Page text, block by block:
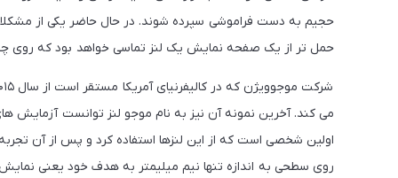
حجیم به دست فراموشی سپرده شوند. در حال حاضر یکی از
حمل تر از یک صفحه نمایش یک لنز تماسی خواهد بود که روی
می کند. آخرین نمونه آن نیز به نام موجو لنز توانست آزمایش
اولین شخصی است که از این لنزها استفاده کرد و پس از آن
روی سطحی به اندازه تنها نیم میلیمتر به هدف خود یعنی